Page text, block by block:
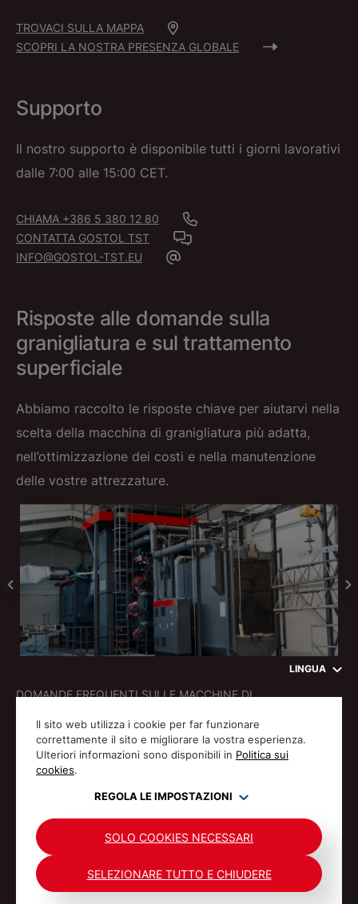
LINGUA
Il sito web utilizza i cookie per far funzionare
correttamente il sito e migliorare la vostra esperienza.
Ulteriori informazioni sono disponibili in Politica sui
cookies.
REGOLA LE IMPOSTAZIONI
SOLO COOKIES NECESSARI
SELEZIONARE TUTTO E CHIUDERE
TROVACI SULLA MAPPA
SCOPRI LA NOSTRA PRESENZA GLOBALE
Supporto
Il nostro supporto è disponibile tutti i giorni lavorativi
dalle 7:00 alle 15:00 CET.
CHIAMA +386 5 380 12 80
CONTATTA GOSTOL TST
INFO@GOSTOL-TST.EU
Risposte alle domande sulla
granigliatura e sul trattamento
superficiale
Abbiamo raccolto le risposte chiave per aiutarvi nella
scelta della macchina di granigliatura più adatta,
nell’ottimizzazione dei costi e nella manutenzione
delle vostre attrezzature.
DOMANDE FREQUENTI SULLE MACCHINE DI
POLITICA SULLA RISERVATEZZA POLITICA SUI COOKIES